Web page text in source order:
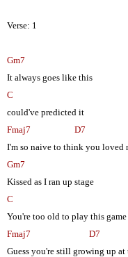
Verse: 1
Gm7
It always goes like this
C
could've predicted it
Fmaj7
D7
I'm so naive to think you loved
Gm7
Kissed as I ran up stage
C
You're too old to play this game
Fmaj7
D7
Guess you're still growing up